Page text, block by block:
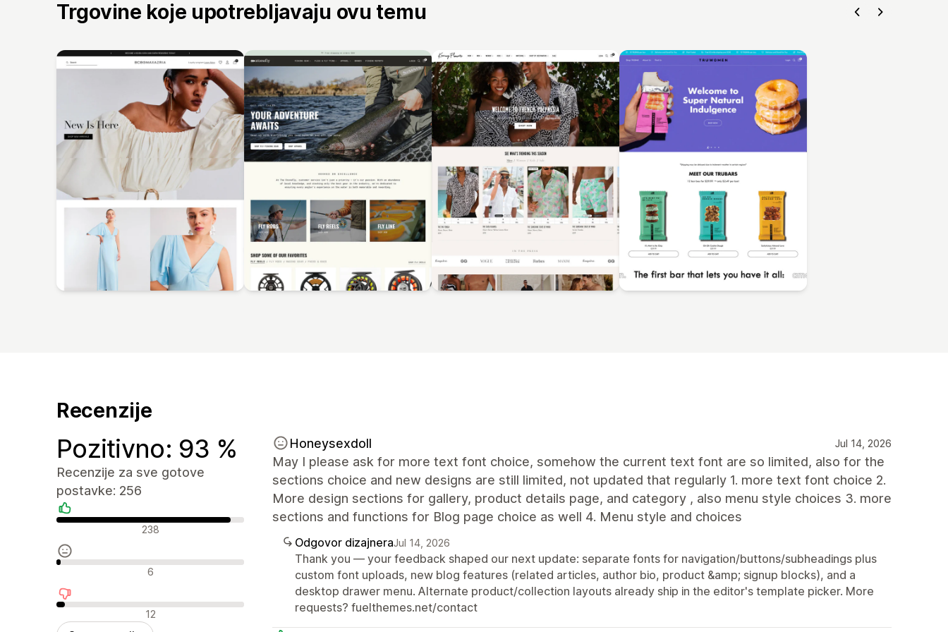
Trgovine koje upotrebljavaju ovu temu
Recenzije
Pozitivno: 93 %
Recenzije za sve gotove
postavke: 256
Pozitivne recenzije
238
Neutralne recenzije
6
Negativne recenzije
12
Honeysexdoll Jul 14, 2026
May I please ask for more text font choice, somehow the current text font are so limited, also for the
sections choice and new designs are still limited, not updated that regularly 1. more text font choice 2.
More design sections for gallery, product details page, and category , also menu style choices 3. more
sections and functions for Blog page choice as well 4. Menu style and choices
Odgovor dizajneraJul 14, 2026
Thank you — your feedback shaped our next update: separate fonts for navigation/buttons/subheadings plus
custom font uploads, new blog features (related articles, author bio, product &amp; signup blocks), and a
desktop drawer menu. Alternate product/collection layouts already ship in the editor's template picker. More
requests? fuelthemes.net/contact